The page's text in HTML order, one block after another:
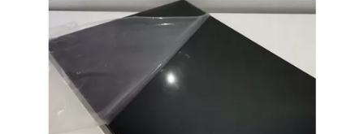
NACHRICHTEN
FÄLLE
FORDERN